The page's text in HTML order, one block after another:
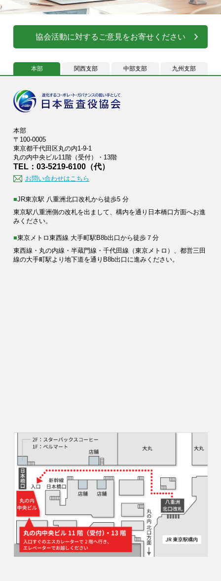
協会活動に対するご意見をお寄せください
本部 関西支部 中部支部 九州支部
本部
〒100-0005
東京都千代田区丸の内1-9-1
丸の内中央ビル11階（受付）・13階
TEL：03-5219-6100（代）
お問い合わせはこちら
■JR東京駅 八重洲北口改札から徒歩5 分
東京駅八重洲側の改札を出まして、構内を通り日本橋口方面へお進
みください。
■東京メトロ東西線 大手町駅B8b出口から徒歩７分
東西線・丸の内線・半蔵門線・千代田線（東京メトロ）、都営三田
線の大手町駅より地下道を通りB8b出口に進みください。